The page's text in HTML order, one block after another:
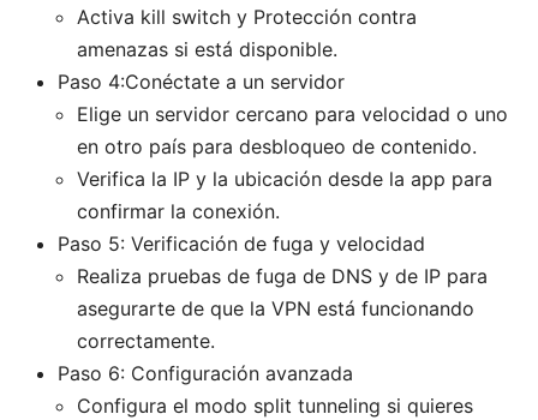
Activa kill switch y Protección contra
amenazas si está disponible.
Paso 4:Conéctate a un servidor
Elige un servidor cercano para velocidad o uno
en otro país para desbloqueo de contenido.
Verifica la IP y la ubicación desde la app para
confirmar la conexión.
Paso 5: Verificación de fuga y velocidad
Realiza pruebas de fuga de DNS y de IP para
asegurarte de que la VPN está funcionando
correctamente.
Paso 6: Configuración avanzada
Configura el modo split tunneling si quieres